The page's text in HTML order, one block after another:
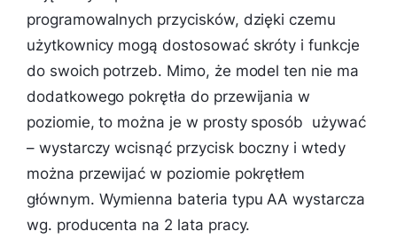
programowalnych przycisków, dzięki czemu
użytkownicy mogą dostosować skróty i funkcje
do swoich potrzeb. Mimo, że model ten nie ma
dodatkowego pokrętła do przewijania w
poziomie, to można je w prosty sposób używać
– wystarczy wcisnąć przycisk boczny i wtedy
można przewijać w poziomie pokrętłem
głównym. Wymienna bateria typu AA wystarcza
wg. producenta na 2 lata pracy.